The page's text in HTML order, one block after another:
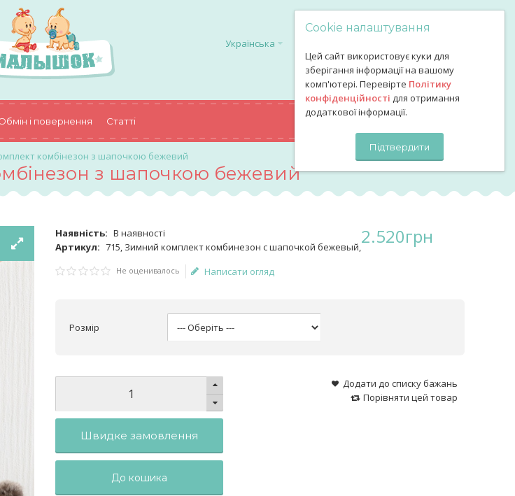
Cookie налаштування
Цей сайт використовує куки для
зберігання інформації на вашому
комп'ютері. Перевірте Політику
конфіденційності для отримання
додаткової інформації.
Підтвердити
Українська
і повернення Статті КОШИК
комбінезон з шапочкою бежевий
з шапочкою бежевий
Наявність: В наявності
Артикул: 715, Зимний комплект комбинезон с шапочкой бежевый,2.520грн
Не оценивалось Написати огляд
Розмір
Швидке замовлення
До кошика
Додати до списку бажань
Порівняти цей товар